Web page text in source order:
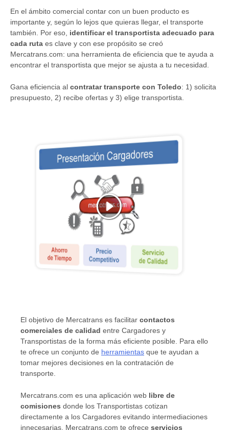
En el ámbito comercial contar con un buen producto es
importante y, según lo lejos que quieras llegar, el transporte
también. Por eso, identificar el transportista adecuado para
cada ruta es clave y con ese propósito se creó
Mercatrans.com: una herramienta de eficiencia que te ayuda a
encontrar el transportista que mejor se ajusta a tu necesidad.
Gana eficiencia al contratar transporte con Toledo: 1) solicita
presupuesto, 2) recibe ofertas y 3) elige transportista.
El objetivo de Mercatrans es facilitar contactos
comerciales de calidad entre Cargadores y
Transportistas de la forma más eficiente posible. Para ello
te ofrece un conjunto de herramientas que te ayudan a
tomar mejores decisiones en la contratación de
transporte.
Mercatrans.com es una aplicación web libre de
comisiones donde los Transportistas cotizan
directamente a los Cargadores evitando intermediaciones
innecesarias. Mercatrans.com te ofrece servicios